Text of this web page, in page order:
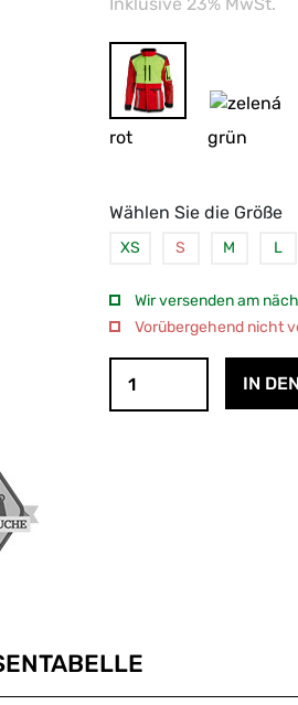
rot grün
Wählen Sie die Größe
XS S M L
Wir versenden am
Vorübergehend nicht